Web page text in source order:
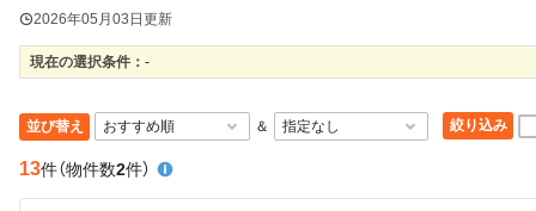
2026年05月03日更新
現在の選択条件： -
並び替え ＆ 絞り込み
13件（物件数2件）